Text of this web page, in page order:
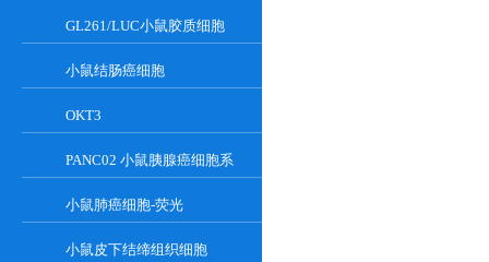
GL261/LUC小鼠胶质细胞
小鼠结肠癌细胞
OKT3
PANC02 小鼠胰腺癌细胞系
小鼠肺癌细胞-荧光
小鼠皮下结缔组织细胞